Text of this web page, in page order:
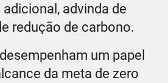
advinda de
redução de carbono.
um papel
da meta de zero